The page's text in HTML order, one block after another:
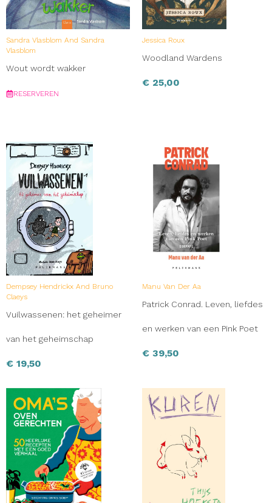
Sandra Vlasblom And Sandra
Vlasblom
Wout wordt wakker
RESERVEREN
Jessica Roux
Woodland Wardens
€ 25,00
Dempsey Hendrickx And Bruno
Claeys
Vuilwassenen: het geheimer
van het geheimschap
€ 19,50
Manu Van Der Aa
Patrick Conrad. Leven, liefdes
en werken van een Pink Poet
€ 39,50